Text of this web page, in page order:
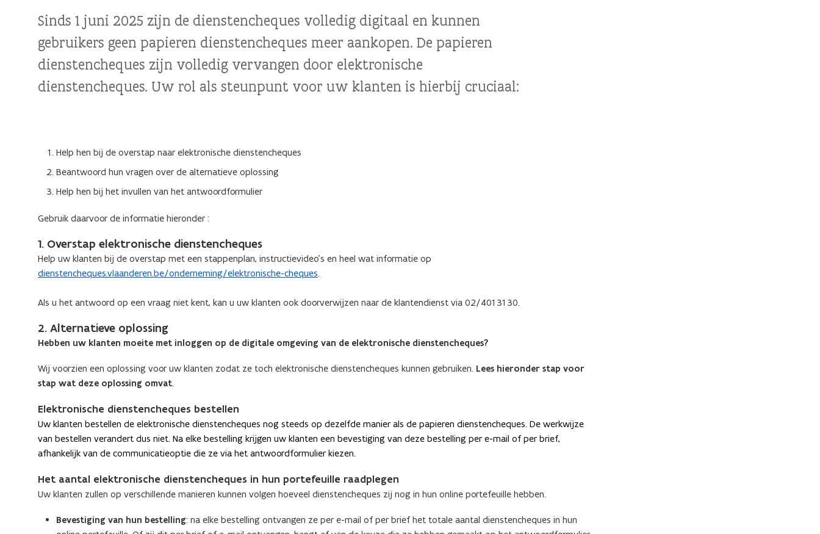
Sinds 1 juni 2025 zijn de dienstencheques volledig digitaal en kunnen
gebruikers geen papieren dienstencheques meer aankopen. De papieren
dienstencheques zijn volledig vervangen door elektronische
dienstencheques. Uw rol als steunpunt voor uw klanten is hierbij cruciaal:
Help hen bij de overstap naar elektronische dienstencheques
Beantwoord hun vragen over de alternatieve oplossing
Help hen bij het invullen van het antwoordformulier
Gebruik daarvoor de informatie hieronder :
1. Overstap elektronische dienstencheques
Help uw klanten bij de overstap met een stappenplan, instructievideo’s en heel wat informatie op
dienstencheques.vlaanderen.be/onderneming/elektronische-cheques.
Als u het antwoord op een vraag niet kent, kan u uw klanten ook doorverwijzen naar de klantendienst via 02/401 31 30.
2. Alternatieve oplossing
Hebben uw klanten moeite met inloggen op de digitale omgeving van de elektronische dienstencheques?
Wij voorzien een oplossing voor uw klanten zodat ze toch elektronische dienstencheques kunnen gebruiken. Lees hieronder stap voor
stap wat deze oplossing omvat.
Elektronische dienstencheques bestellen
Uw klanten bestellen de elektronische dienstencheques nog steeds op dezelfde manier als de papieren dienstencheques. De werkwijze
van bestellen verandert dus niet. Na elke bestelling krijgen uw klanten een bevestiging van deze bestelling per e-mail of per brief,
afhankelijk van de communicatieoptie die ze via het antwoordformulier kiezen.
Het aantal elektronische dienstencheques in hun portefeuille raadplegen
Uw klanten zullen op verschillende manieren kunnen volgen hoeveel dienstencheques zij nog in hun online portefeuille hebben.
Bevestiging van hun bestelling: na elke bestelling ontvangen ze per e-mail of per brief het totale aantal dienstencheques in hun